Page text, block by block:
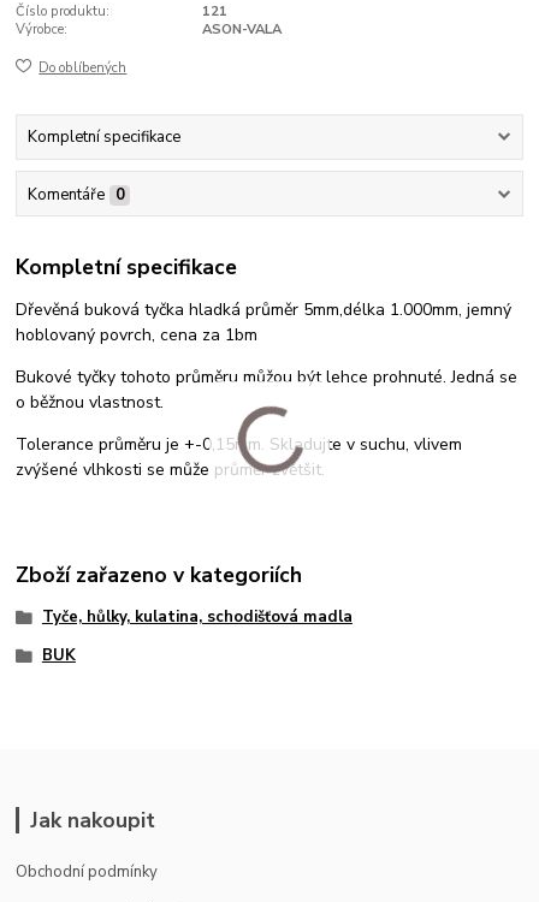
Číslo produktu:
121
Výrobce:
ASON-VALA
Do oblíbených
Kompletní specifikace
Komentáře 0
Kompletní specifikace
Dřevěná buková tyčka hladká průměr 5mm,délka 1.000mm, jemný
hoblovaný povrch, cena za 1bm
Bukové tyčky tohoto průměru můžou být lehce prohnuté. Jedná se
o běžnou vlastnost.
Tolerance průměru je +-0,15mm. Skladujte v suchu, vlivem
zvýšené vlhkosti se může průměr zvětšit.
Zboží zařazeno v kategoriích
Tyče, hůlky, kulatina, schodišťová madla
BUK
Jak nakoupit
Obchodní podmínky